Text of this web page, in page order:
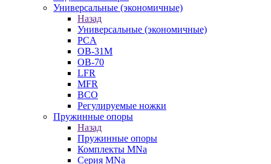
Универсальные (экономичные)
Назад
Универсальные (экономичные)
PCA
ОВ-31М
OB-70
LFR
MFR
ВСО
Регулируемые ножки
Пружинные опоры
Назад
Пружинные опоры
Комплекты MNa
Серия MNa